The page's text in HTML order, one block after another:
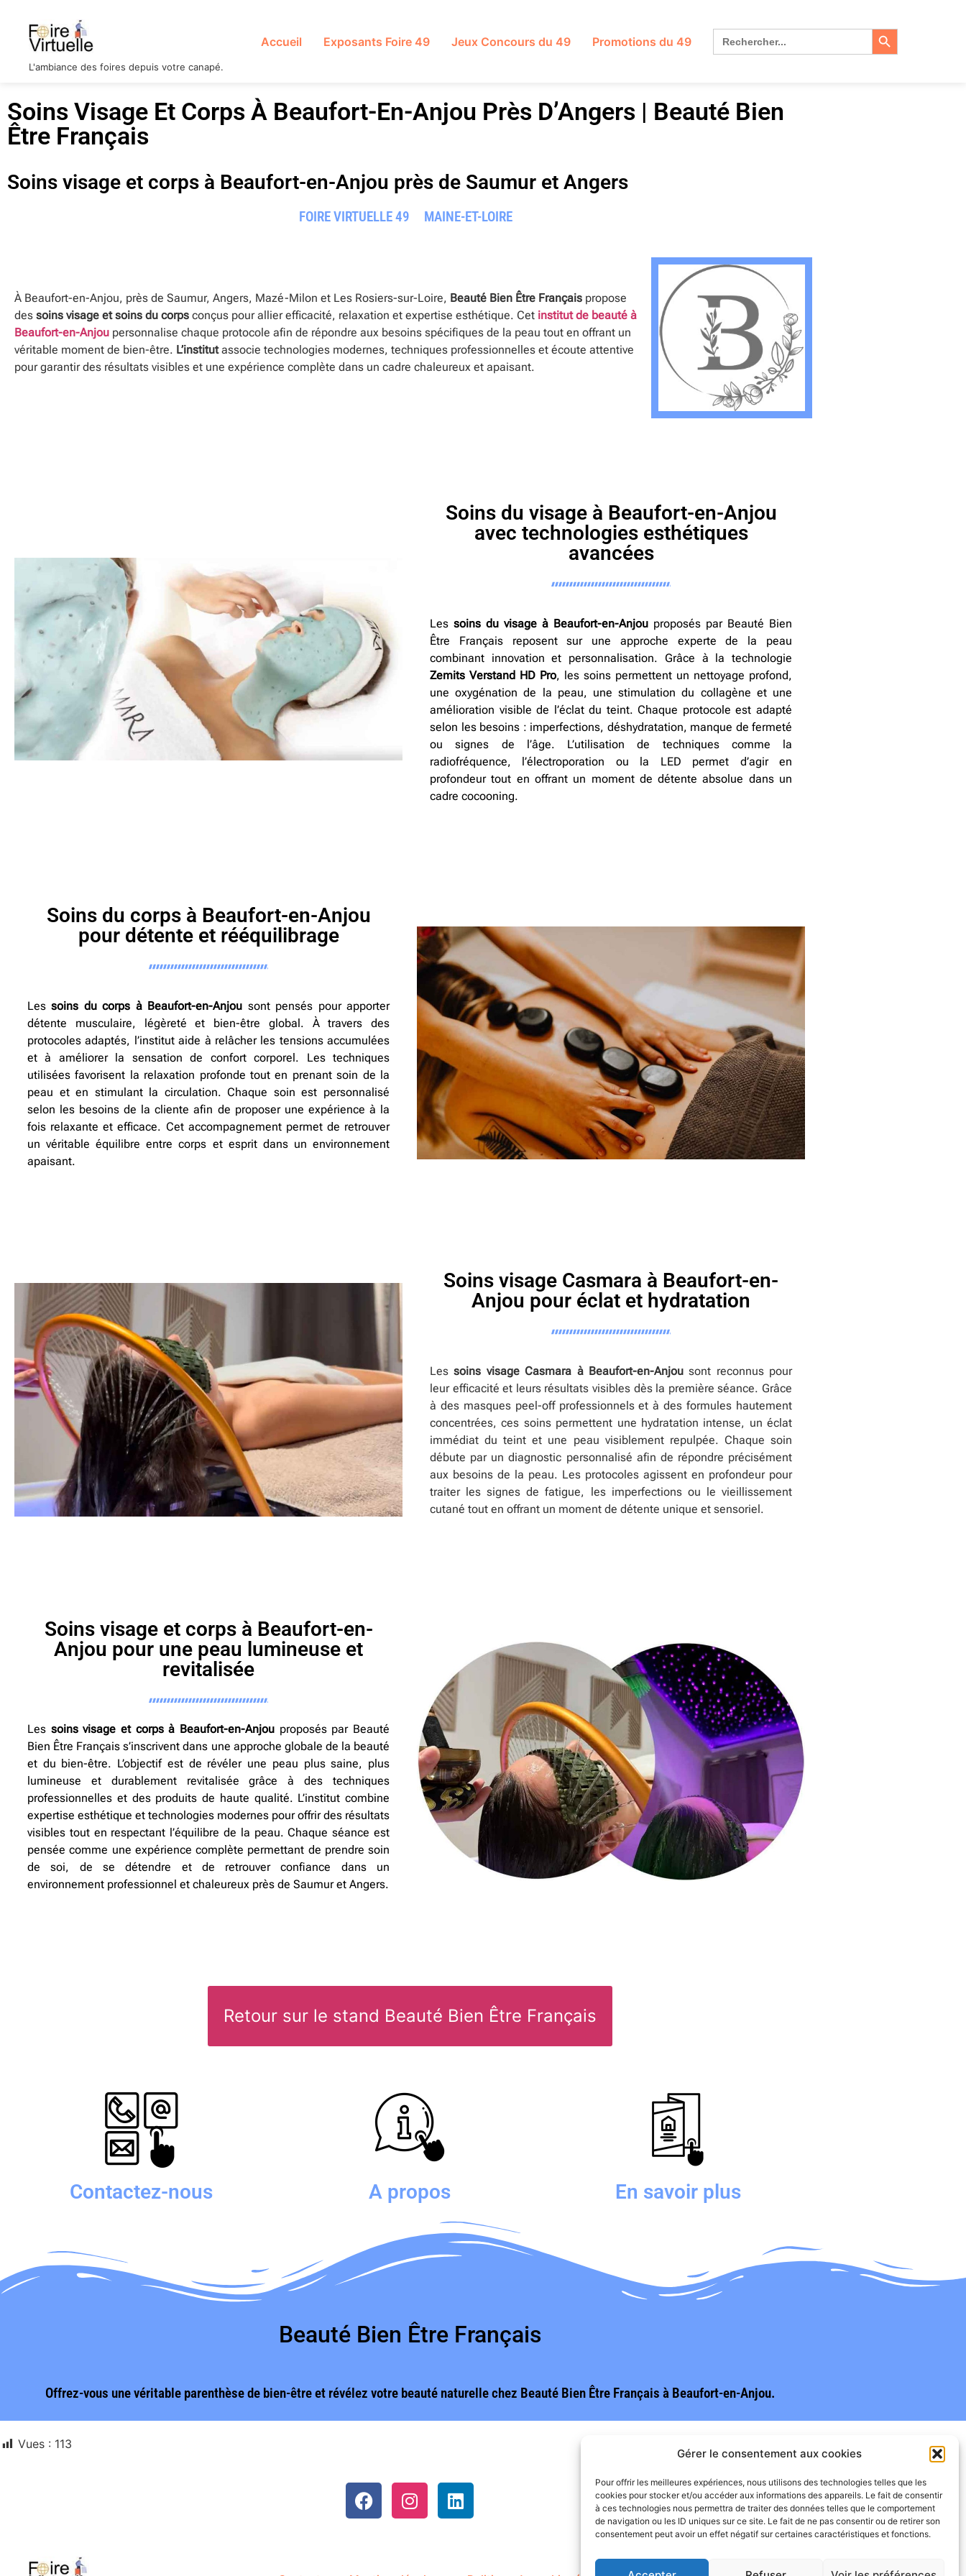
Gérer le consentement aux cookies
Pour offrir les meilleures expériences, nous utilisons des technologies telles que les
cookies pour stocker et/ou accéder aux informations des appareils. Le fait de consentir
à ces technologies nous permettra de traiter des données telles que le comportement
de navigation ou les ID uniques sur ce site. Le fait de ne pas consentir ou de retirer son
consentement peut avoir un effet négatif sur certaines caractéristiques et fonctions.
L'ambiance des foires depuis votre canapé.
Accueil Exposants Foire 49 Jeux Concours du 49 Promotions du 49
Search
for:
Search Button
Soins Visage Et Corps À Beaufort-En-Anjou Près D’Angers | Beauté Bien
Être Français
Soins visage et corps à Beaufort-en-Anjou près de Saumur et Angers
FOIRE VIRTUELLE 49 MAINE-ET-LOIRE
À Beaufort-en-Anjou, près de Saumur, Angers, Mazé-Milon et Les Rosiers-sur-Loire, Beauté Bien Être Français propose
des soins visage et soins du corps conçus pour allier efficacité, relaxation et expertise esthétique. Cet institut de beauté à
Beaufort-en-Anjou personnalise chaque protocole afin de répondre aux besoins spécifiques de la peau tout en offrant un
véritable moment de bien-être. L’institutassocie technologies modernes, techniques professionnelles et écoute attentive
pour garantir des résultats visibles et une expérience complète dans un cadre chaleureux et apaisant.
Soins du visage à Beaufort-en-Anjou
avec technologies esthétiques
avancées
Les soins du visage à Beaufort-en-Anjou proposés par Beauté Bien
Être Français reposent sur une approche experte de la peau
combinant innovation et personnalisation. Grâce à la technologie
Zemits Verstand HD Pro, les soins permettent un nettoyage profond,
une oxygénation de la peau, une stimulation du collagène et une
amélioration visible de l’éclat du teint. Chaque protocole est adapté
selon les besoins : imperfections, déshydratation, manque de fermeté
ou signes de l’âge. L’utilisation de techniques comme la
radiofréquence, l’électroporation ou la LED permet d’agir en
profondeur tout en offrant un moment de détente absolue dans un
cadre cocooning.
Soins du corps à Beaufort-en-Anjou
pour détente et rééquilibrage
Lessoins du corps à Beaufort-en-Anjou sont pensés pour apporter
détente musculaire, légèreté et bien-être global. À travers des
protocoles adaptés, l’institut aide à relâcher les tensions accumulées
et à améliorer la sensation de confort corporel. Les techniques
utilisées favorisent la relaxation profonde tout en prenant soin de la
peau et en stimulant la circulation. Chaque soin est personnalisé
selon les besoins de la cliente afin de proposer une expérience à la
fois relaxante et efficace. Cet accompagnement permet de retrouver
un véritable équilibre entre corps et esprit dans un environnement
apaisant.
Soins visage Casmara à Beaufort-en-
Anjou pour éclat et hydratation
Lessoins visage Casmara à Beaufort-en-Anjousont reconnus pour
leur efficacité et leurs résultats visibles dès la première séance. Grâce
à des masques peel-off professionnels et à des formules hautement
concentrées, ces soins permettent une hydratation intense, un éclat
immédiat du teint et une peau visiblement repulpée. Chaque soin
débute par un diagnostic personnalisé afin de répondre précisément
aux besoins de la peau. Les protocoles agissent en profondeur pour
traiter les signes de fatigue, les imperfections ou le vieillissement
cutané tout en offrant un moment de détente unique et sensoriel.
Soins visage et corps à Beaufort-en-
Anjou pour une peau lumineuse et
revitalisée
Les soins visage et corps à Beaufort-en-Anjou proposés par Beauté
Bien Être Français s’inscrivent dans une approche globale de la beauté
et du bien-être. L’objectif est de révéler une peau plus saine, plus
lumineuse et durablement revitalisée grâce à des techniques
professionnelles et des produits de haute qualité. L’institut combine
expertise esthétique et technologies modernes pour offrir des résultats
visibles tout en respectant l’équilibre de la peau. Chaque séance est
pensée comme une expérience complète permettant de prendre soin
de soi, de se détendre et de retrouver confiance dans un
environnement professionnel et chaleureux près de Saumur et Angers.
Retour sur le stand Beauté Bien Être Français
Contactez-nous A propos En savoir plus
Beauté Bien Être Français
Offrez-vous une véritable parenthèse de bien-être et révélez votre beauté naturelle chez Beauté Bien Être Français à Beaufort-en-Anjou.
Vues : 113